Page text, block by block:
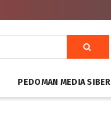
PEDOMAN MEDIA SIBER